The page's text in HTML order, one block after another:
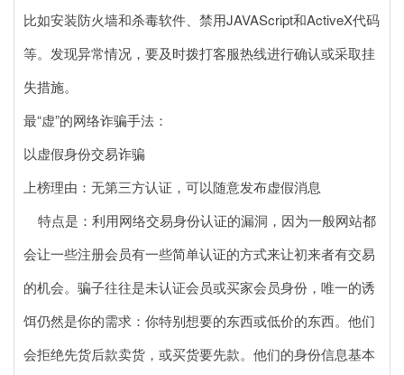
比如安装防火墙和杀毒软件、禁用JAVAScript和ActiveX代码
等。发现异常情况，要及时拨打客服热线进行确认或采取挂
失措施。
最“虚”的网络诈骗手法：
以虚假身份交易诈骗
上榜理由：无第三方认证，可以随意发布虚假消息
特点是：利用网络交易身份认证的漏洞，因为一般网站都
会让一些注册会员有一些简单认证的方式来让初来者有交易
的机会。骗子往往是未认证会员或买家会员身份，唯一的诱
饵仍然是你的需求：你特别想要的东西或低价的东西。他们
会拒绝先货后款卖货，或买货要先款。他们的身份信息基本